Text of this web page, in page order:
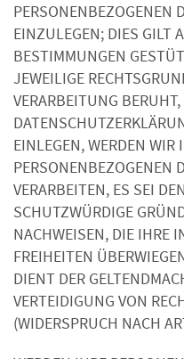
PERSONENBEZOGENEN
EINZULEGEN; DIES GILT
BESTIMMUNGEN
JEWEILIGE
VERARBEITUNG
EINLEGEN, WERDEN WIR
PERSONENBEZOGENEN
VERARBEITEN, ES SEI
SCHUTZWÜRDIGE
NACHWEISEN, DIE IHRE
FREIHEITEN
DIENT DER
VERTEIDIGUNG VON
(WIDERSPRUCH NACH